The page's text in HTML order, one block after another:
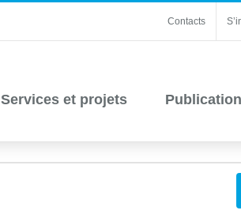
Contacts
Services et projets